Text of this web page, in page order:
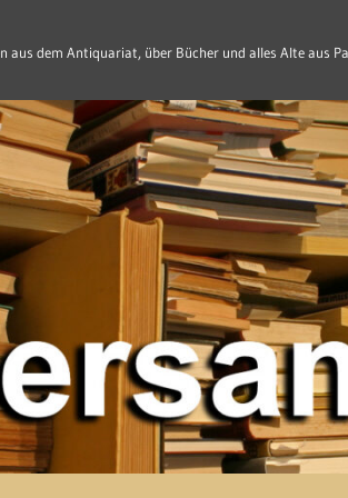
aus dem Antiquariat, über Bücher und alles Alte aus